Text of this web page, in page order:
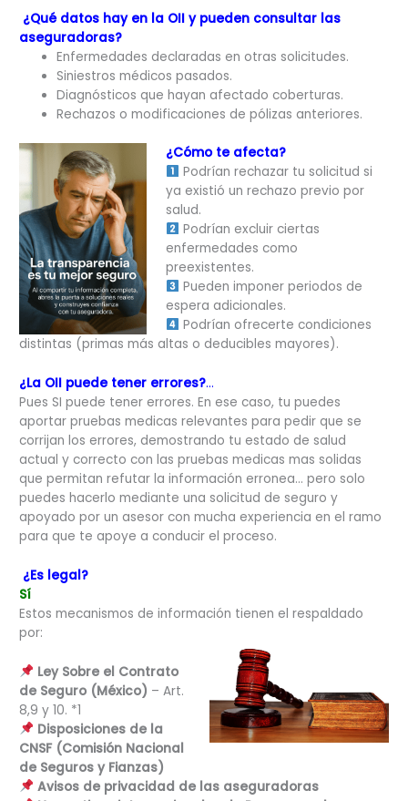
¿Qué datos hay en la OII y pueden consultar las
aseguradoras?
Enfermedades declaradas en otras solicitudes.
Siniestros médicos pasados.
Diagnósticos que hayan afectado coberturas.
Rechazos o modificaciones de pólizas anteriores.
¿Cómo te afecta?
Podrían rechazar tu solicitud si
ya existió un rechazo previo por
salud.
Podrían excluir ciertas
enfermedades como
preexistentes.
Pueden imponer periodos de
espera adicionales.
Podrían ofrecerte condiciones
distintas (primas más altas o deducibles mayores).
¿La OII puede tener errores?…
Pues SI puede tener errores. En ese caso, tu puedes
aportar pruebas medicas relevantes para pedir que se
corrijan los errores, demostrando tu estado de salud
actual y correcto con las pruebas medicas mas solidas
que permitan refutar la información erronea… pero solo
puedes hacerlo mediante una solicitud de seguro y
apoyado por un asesor con mucha experiencia en el ramo
para que te apoye a conducir el proceso.
¿Es legal?
Sí
Estos mecanismos de información tienen el respaldado
por:
Ley Sobre el Contrato
de Seguro (México) – Art.
8,9 y 10. *1
Disposiciones de la
CNSF (Comisión Nacional
de Seguros y Fianzas)
Avisos de privacidad de las aseguradoras